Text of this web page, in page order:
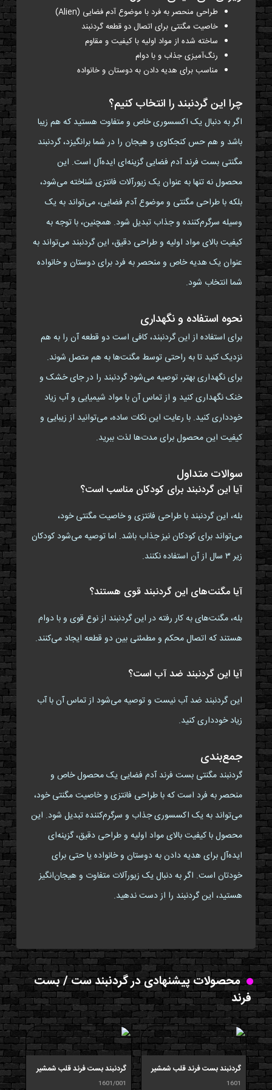
طراحی منحصر به فرد با موضوع آدم فضایی (Alien)
خاصیت مگنتی برای اتصال دو قطعه گردنبند
ساخته شده از مواد اولیه با کیفیت و مقاوم
رنگ‌آمیزی جذاب و با دوام
مناسب برای هدیه دادن به دوستان و خانواده
چرا این گردنبند را انتخاب کنیم؟
اگر به دنبال یک اکسسوری خاص و متفاوت هستید که هم زیبا
باشد و هم حس کنجکاوی و هیجان را در شما برانگیزد، گردنبند
مگنتی بست فرند آدم فضایی گزینه‌ای ایده‌آل است. این
محصول نه تنها به عنوان یک زیورآلات فانتزی شناخته می‌شود،
بلکه با طراحی مگنتی و موضوع آدم فضایی، می‌تواند به یک
وسیله سرگرم‌کننده و جذاب تبدیل شود. همچنین، با توجه به
کیفیت بالای مواد اولیه و طراحی دقیق، این گردنبند می‌تواند به
عنوان یک هدیه خاص و منحصر به فرد برای دوستان و خانواده
شما انتخاب شود.
نحوه استفاده و نگهداری
برای استفاده از این گردنبند، کافی است دو قطعه آن را به هم
نزدیک کنید تا به راحتی توسط مگنت‌ها به هم متصل شوند.
برای نگهداری بهتر، توصیه می‌شود گردنبند را در جای خشک و
خنک نگهداری کنید و از تماس آن با مواد شیمیایی و آب زیاد
خودداری کنید. با رعایت این نکات ساده، می‌توانید از زیبایی و
کیفیت این محصول برای مدت‌ها لذت ببرید.
سوالات متداول
آیا این گردنبند برای کودکان مناسب است؟
بله، این گردنبند با طراحی فانتزی و خاصیت مگنتی خود،
می‌تواند برای کودکان نیز جذاب باشد. اما توصیه می‌شود کودکان
زیر ۳ سال از آن استفاده نکنند.
آیا مگنت‌های این گردنبند قوی هستند؟
بله، مگنت‌های به کار رفته در این گردنبند از نوع قوی و با دوام
هستند که اتصال محکم و مطمئنی بین دو قطعه ایجاد می‌کنند.
آیا این گردنبند ضد آب است؟
این گردنبند ضد آب نیست و توصیه می‌شود از تماس آن با آب
زیاد خودداری کنید.
جمع‌بندی
گردنبند مگنتی بست فرند آدم فضایی یک محصول خاص و
منحصر به فرد است که با طراحی فانتزی و خاصیت مگنتی خود،
می‌تواند به یک اکسسوری جذاب و سرگرم‌کننده تبدیل شود. این
محصول با کیفیت بالای مواد اولیه و طراحی دقیق، گزینه‌ای
ایده‌آل برای هدیه دادن به دوستان و خانواده یا حتی برای
خودتان است. اگر به دنبال یک زیورآلات متفاوت و هیجان‌انگیز
هستید، این گردنبند را از دست ندهید.
محصولات پیشنهادی در گردنبند ست / بست
فرند
گردنبند بست فرند قلب شمشیر
1601
گردنبند بست فرند قلب شمشیر
1601/001